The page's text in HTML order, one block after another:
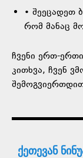
• შეეცადეთ
რომ მანაც
ჩვენი ერთ-
კითხვა, ჩვენ
ქეთევან